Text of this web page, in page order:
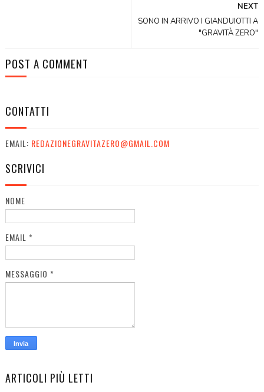
NEXT
SONO IN ARRIVO I GIANDUIOTTI A
"GRAVITÀ ZERO"
POST A COMMENT
CONTATTI
EMAIL: REDAZIONEGRAVITAZERO@GMAIL.COM
SCRIVICI
NOME
EMAIL *
MESSAGGIO *
ARTICOLI PIÙ LETTI